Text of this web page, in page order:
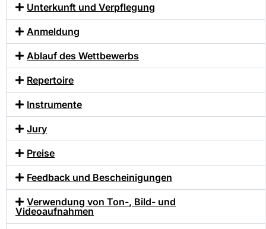
Unterkunft und Verpflegung
Anmeldung
Ablauf des Wettbewerbs
Repertoire
Instrumente
Jury
Preise
Feedback und Bescheinigungen
Verwendung von Ton-, Bild- und
Videoaufnahmen